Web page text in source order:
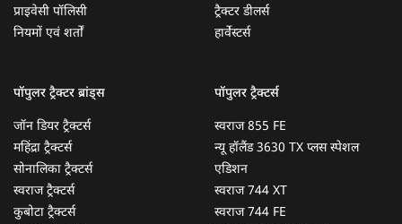
प्राइवेसी पॉलिसी
नियमों एवं शर्तों
ट्रैक्टर डीलर्स
हार्वेस्टर्स
पॉपुलर ट्रैक्टर ब्रांड्स
जॉन डियर ट्रैक्टर्स
महिंद्रा ट्रैक्टर्स
सोनालिका ट्रैक्टर्स
स्वराज ट्रैक्टर्स
कुबोटा ट्रैक्टर्स
पॉपुलर ट्रैक्टर्स
स्वराज 855 FE
न्यू हॉलैंड 3630 TX प्लस स्पेशल
एडिशन
स्वराज 744 XT
स्वराज 744 FE